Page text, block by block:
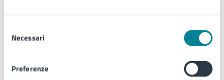
delNecessari
PreferenzeAvviso elenco idonei